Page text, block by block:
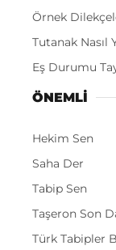
Örnek
Tutanak Nasıl
Eş Durumu
ÖNEMLI
Hekim Sen
Saha Der
Tabip Sen
Taşeron Son
Türk Tabipler